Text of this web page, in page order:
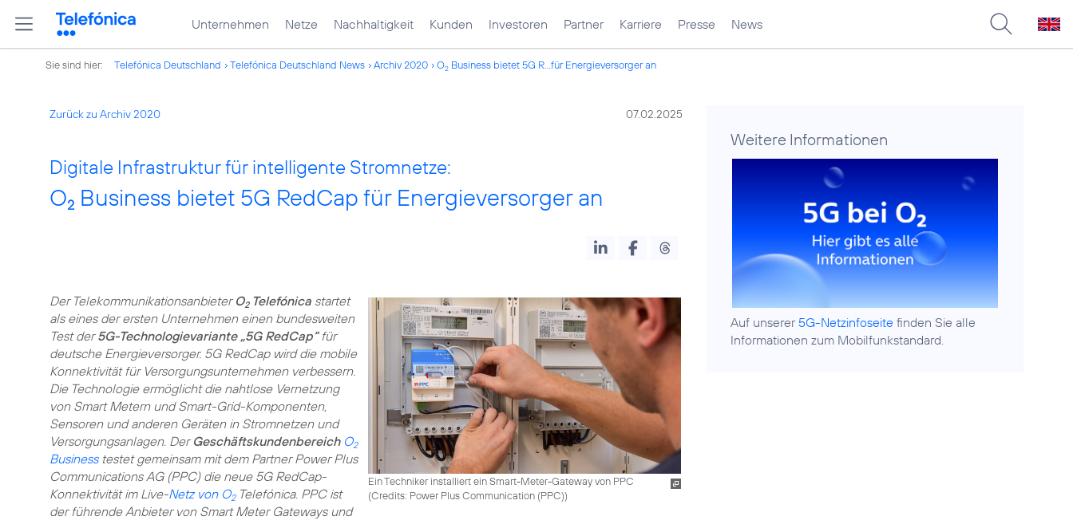
Unternehmen Netze Nachhaltigkeit Kunden Investoren Partner Karriere Presse News
Sie sind hier: Telefónica Deutschland Telefónica Deutschland News Archiv 2020 O2 Business bietet 5G R...für Energieversorger an
Zurück zu Archiv 2020 07.02.2025
Digitale Infrastruktur für intelligente Stromnetze:
O2 Business bietet 5G RedCap für Energieversorger an
Ein Techniker installiert ein Smart-Meter-Gateway von PPC
(Credits: Power Plus Communication (PPC))
Der Telekommunikationsanbieter O2Telefónica startet
als eines der ersten Unternehmen einen bundesweiten
Test der5G-Technologievariante „5G RedCap“für
deutsche Energieversorger. 5G RedCap wird die mobile
Konnektivität für Versorgungsunternehmen verbessern.
Die Technologie ermöglicht die nahtlose Vernetzung
von Smart Metern und Smart-Grid-Komponenten,
Sensoren und anderen Geräten in Stromnetzen und
Versorgungsanlagen. Der Geschäftskundenbereich O2
Businesstestet gemeinsam mit dem Partner Power Plus
Communications AG (PPC) die neue 5G RedCap-
Konnektivität im Live-Netz von O2Telefónica. PPC ist
der führende Anbieter von Smart Meter Gateways und
Weitere Informationen
Auf unserer 5G-Netzinfoseite finden Sie alle
Informationen zum Mobilfunkstandard.